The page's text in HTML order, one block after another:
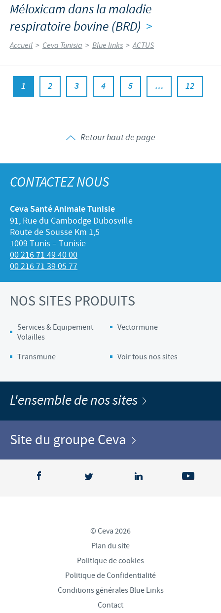
Méloxicam dans la maladie
respiratoire bovine (BRD) >
Accueil > Ceva Tunisia > Blue links > ACTUS
1 2 3 4 5 … 12
Retour haut de page
CONTACTEZ NOUS
Ceva Santé Animale Tunisie
91, Rue du Cambodge Dubosville
Route de Sousse Km 1,5
1009 Tunis – Tunisie
00 216 71 49 40 00
00 216 71 39 05 77
NOS SITES PRODUITS
Services & Equipement
Volailles
Vectormune
Transmune Voir tous nos sites
L'ensemble de nos sites
Site du groupe Ceva
© Ceva 2026
Plan du site
Politique de cookies
Politique de Confidentialité
Conditions générales Blue Links
Contact